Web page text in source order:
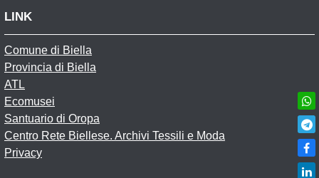
LINK
Comune di Biella
Provincia di Biella
ATL
Ecomusei
Santuario di Oropa
Centro Rete Biellese. Archivi Tessili e Moda
Privacy